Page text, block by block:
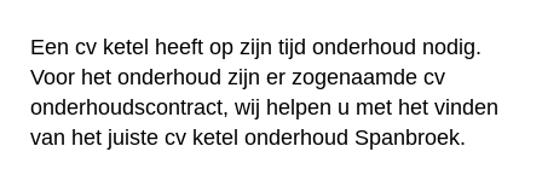
Een cv ketel heeft op zijn tijd onderhoud nodig.
Voor het onderhoud zijn er zogenaamde cv
onderhoudscontract, wij helpen u met het vinden
van het juiste cv ketel onderhoud Spanbroek.